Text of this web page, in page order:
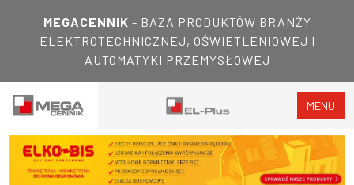
MEGACENNIK - BAZA PRODUKTÓW BRANŻY
ELEKTROTECHNICZNEJ, OŚWIETLENIOWEJ I
AUTOMATYKI PRZEMYSŁOWEJ
MENU